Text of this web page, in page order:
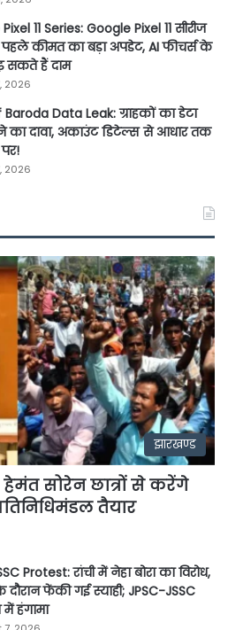
11 Series: Google Pixel 11 सीरीज
कीमत का बड़ा अपडेट, AI फीचर्स के
सकते हैं दाम
2026
Data Leak: ग्राहकों का डेटा
का दावा, अकाउंट डिटेल्स से आधार तक
2026
झारखण्ड
हेमंत सोरेन छात्रों से करेंगे
तैयार
Protest: रांची में नेहा बोरा का विरोध,
दौरान फेंकी गई स्याही; JPSC-JSSC
हंगामा